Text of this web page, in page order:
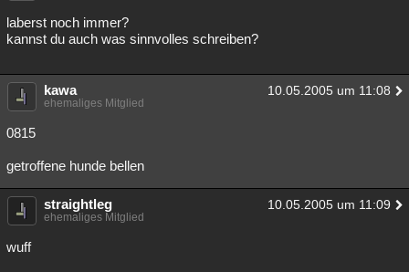
laberst noch immer?
kannst du auch was sinnvolles schreiben?
kawa 10.05.2005 um 11:08
ehemaliges Mitglied
0815
getroffene hunde bellen
straightleg 10.05.2005 um 11:09
ehemaliges Mitglied
wuff